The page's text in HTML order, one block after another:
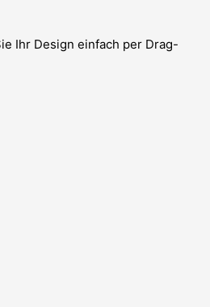
Ihr Design einfach per Drag-